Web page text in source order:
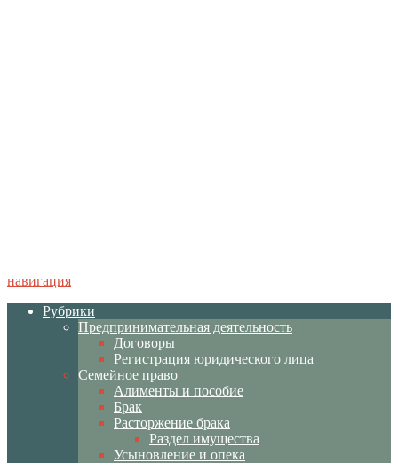
навигация
Рубрики
Предпринимательная деятельность
Договоры
Регистрация юридического лица
Семейное право
Алименты и пособие
Брак
Расторжение брака
Раздел имущества
Усыновление и опека